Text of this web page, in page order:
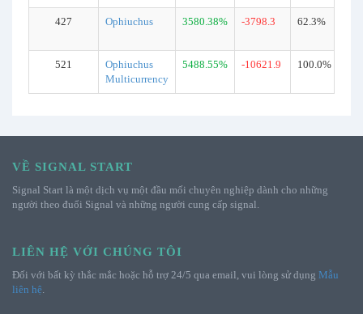
427 Ophiuchus 3580.38% -3798.3 62.3%
521
Ophiuchus
Multicurrency
5488.55% -10621.9 100.0%
VỀ SIGNAL START
Signal Start là một dịch vụ một đầu mối chuyên nghiệp dành cho những
người theo đuổi Signal và những người cung cấp signal.
LIÊN HỆ VỚI CHÚNG TÔI
Đối với bất kỳ thắc mắc hoặc hỗ trợ 24/5 qua email, vui lòng sử dụng Mẫu
liên hệ.